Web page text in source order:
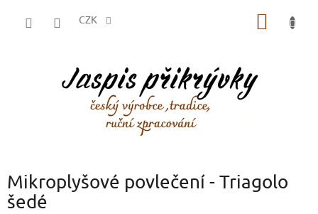
CZK
Mikroplyšové povlečení - Triagolo
šedé